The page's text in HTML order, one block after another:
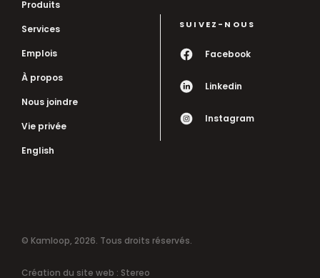
Produits
Services
Emplois
À propos
Nous joindre
Vie privée
English
SUIVEZ-NOUS
Facebook
Linkedin
Instagram
© Kamloop, 2026. Tous droits réservés.
Création du site web : Stereo